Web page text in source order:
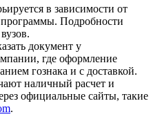
в зависимости от
Подробности
документ у
где оформление
гознака и с доставкой.
наличный расчет и
официальные сайты, такие
.